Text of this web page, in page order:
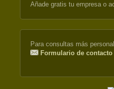
Añade gratis tu empresa o
Para consultas más
Formulario de contacto